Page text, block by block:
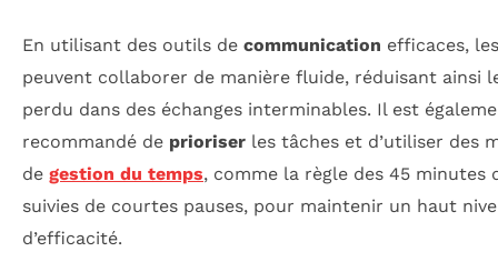
En utilisant des outils de communication efficaces,
peuvent collaborer de manière fluide, réduisant ainsi
perdu dans des échanges interminables. Il est
recommandé de prioriser les tâches et d’utiliser des
de gestion du temps, comme la règle des 45 minutes
suivies de courtes pauses, pour maintenir un haut
d’efficacité.